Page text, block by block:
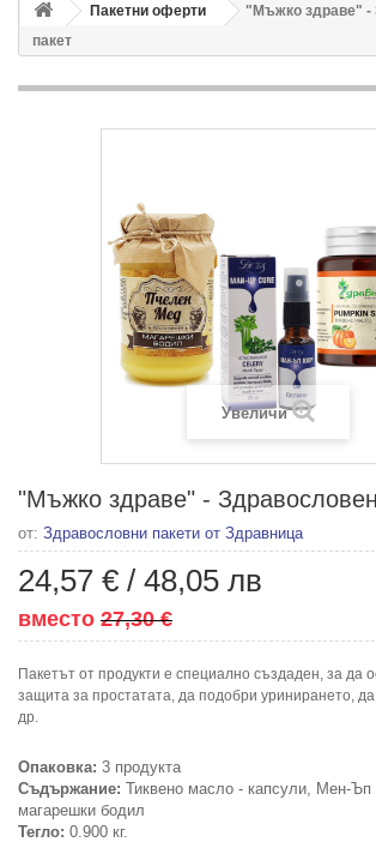
Пакетни оферти
"Мъжко здраве" -
пакет
Увеличи
"Мъжко здраве" -
от: Здравословни пакети от Здравница
24,57 € / 48,05 лв
вместо 27,30 €
Пакетът от продукти е специално създаден, за да
защита за простатата, да подобри уринирането,
др.
Опаковка: 3 продукта
Съдържание: Тиквено масло - капсули, Мен-
магарешки бодил
Тегло: 0.900 кг.